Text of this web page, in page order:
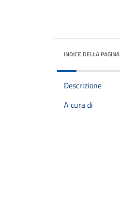
INDICE DELLA PAGINA
Descrizione
A cura di